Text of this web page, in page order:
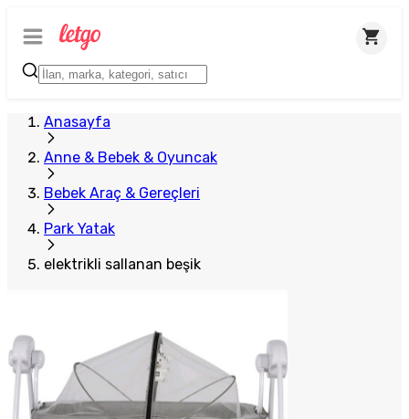
Anasayfa
Anne & Bebek & Oyuncak
Bebek Araç & Gereçleri
Park Yatak
elektrikli sallanan beşik